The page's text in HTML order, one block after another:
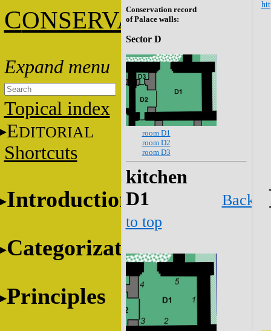
CONSERVATION
Topical index
EDITORIAL
Shortcuts
Introduction
Categorization
Principles
Conservation record
of Palace walls:
Sector D
room D1
room D2
room D3
kitchen
D1
Back
to top